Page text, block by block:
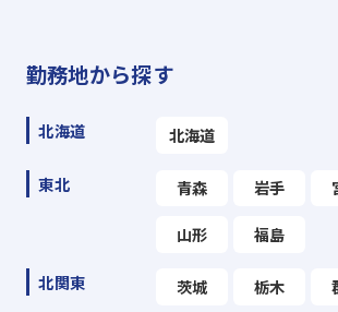
勤務地から探す
北海道 北海道
東北 青森 岩手
山形 福島
北関東 茨城 栃木